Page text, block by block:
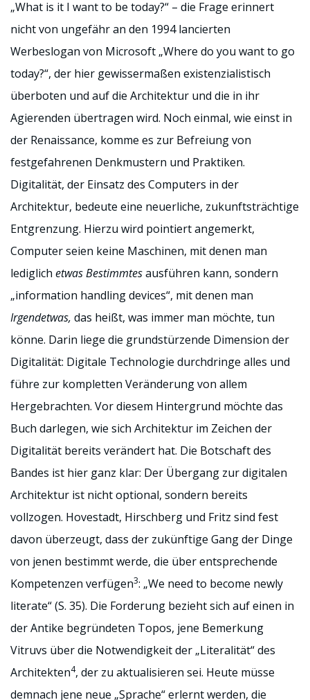
„What is it I want to be today?“ – die Frage erinnert
nicht von ungefähr an den 1994 lancierten
Werbeslogan von Microsoft „Where do you want to go
today?“, der hier gewissermaßen existenzialistisch
überboten und auf die Architektur und die in ihr
Agierenden übertragen wird. Noch einmal, wie einst in
der Renaissance, komme es zur Befreiung von
festgefahrenen Denkmustern und Praktiken.
Digitalität, der Einsatz des Computers in der
Architektur, bedeute eine neuerliche, zukunftsträchtige
Entgrenzung. Hierzu wird pointiert angemerkt,
Computer seien keine Maschinen, mit denen man
lediglich etwas Bestimmtesausführen kann, sondern
„information handling devices“, mit denen man
Irgendetwas, das heißt, was immer man möchte, tun
könne. Darin liege die grundstürzende Dimension der
Digitalität: Digitale Technologie durchdringe alles und
führe zur kompletten Veränderung von allem
Hergebrachten. Vor diesem Hintergrund möchte das
Buch darlegen, wie sich Architektur im Zeichen der
Digitalität bereits verändert hat. Die Botschaft des
Bandes ist hier ganz klar: Der Übergang zur digitalen
Architektur ist nicht optional, sondern bereits
vollzogen. Hovestadt, Hirschberg und Fritz sind fest
davon überzeugt, dass der zukünftige Gang der Dinge
von jenen bestimmt werde, die über entsprechende
Kompetenzen verfügen3: „We need to become newly
literate“ (S. 35). Die Forderung bezieht sich auf einen in
der Antike begründeten Topos, jene Bemerkung
Vitruvs über die Notwendigkeit der „Literalität“ des
Architekten4, der zu aktualisieren sei. Heute müsse
demnach jene neue „Sprache“ erlernt werden, die